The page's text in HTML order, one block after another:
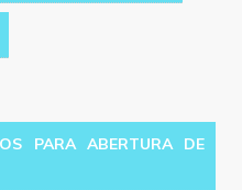
PARA ABERTURA DE